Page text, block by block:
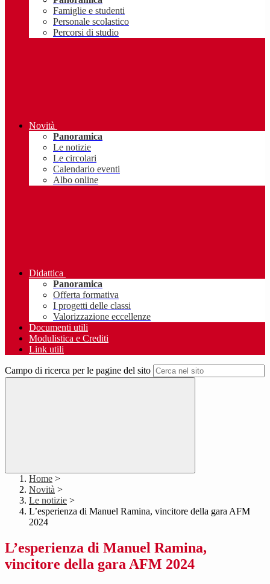
Famiglie e studenti
Personale scolastico
Percorsi di studio
Novità
Panoramica
Le notizie
Le circolari
Calendario eventi
Albo online
Didattica
Panoramica
Offerta formativa
I progetti delle classi
Valorizzazione eccellenze
Documenti utili
Modulistica e Crediti
Link utili
Campo di ricerca per le pagine del sito
Home >
Novità >
Le notizie >
L’esperienza di Manuel Ramina, vincitore della gara AFM
2024
L’esperienza di Manuel Ramina,
vincitore della gara AFM 2024